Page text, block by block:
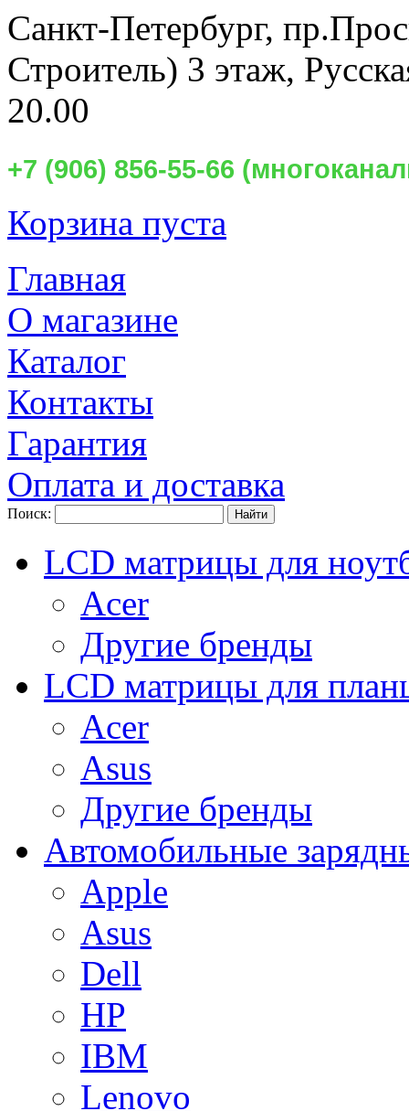
Санкт-Петербург,
Строитель) 3 этаж,
20.00
+7 (906) 856-55-66
Корзина пуста
Главная
О магазине
Каталог
Контакты
Гарантия
Оплата и доставка
Поиск:
LCD матрицы для
Acer
Другие бренды
LCD матрицы для
Acer
Asus
Другие бренды
Автомобильные
Apple
Asus
Dell
HP
IBM
Lenovo